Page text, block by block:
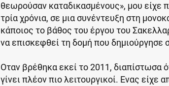
θεωρούσαν καταδικασμένους», μου είχε
τρία χρόνια, σε μια συνέντευξη στη
κάποιος το βάθος του έργου του
να επισκεφθεί τη δομή που δημιούργησε
Οταν βρέθηκα εκεί το 2011, διαπίστωσα
γίνει πλέον πιο λειτουργικοί. Ενας